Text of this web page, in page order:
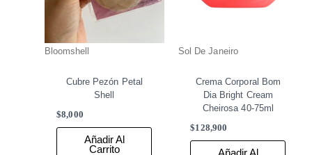
Bloomshell
Cubre Pezón Petal
Shell
$8,000
Añadir Al
Carrito
Sol De Janeiro
Crema Corporal Bom
Dia Bright Cream
Cheirosa 40-75ml
$128,900